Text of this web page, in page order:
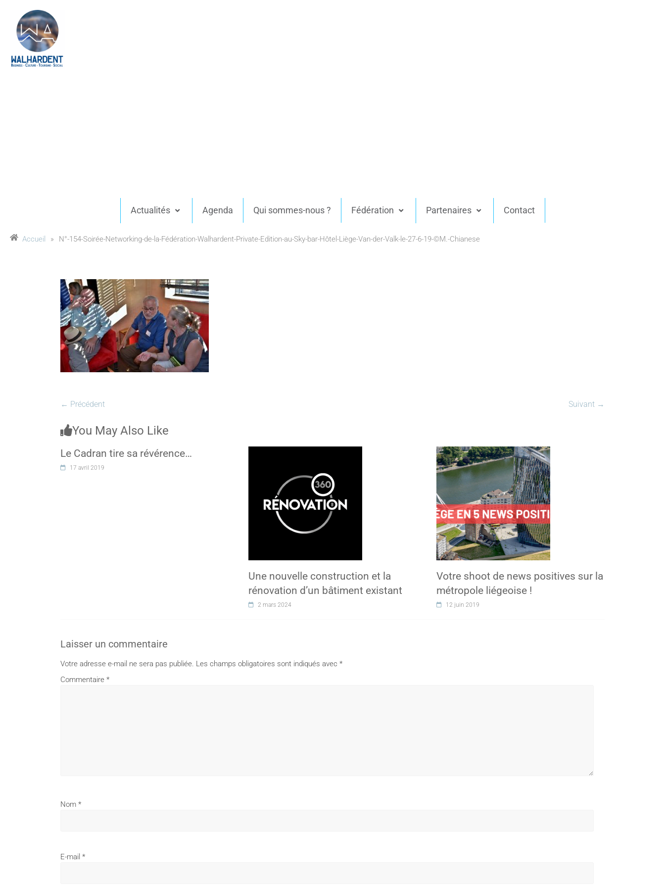
Actualités Agenda Qui sommes-nous ? Fédération Partenaires Contact
Accueil » N°-154-Soirée-Networking-de-la-Fédération-Walhardent-Private-Edition-au-Sky-bar-Hôtel-Liège-Van-der-Valk-le-27-6-19-©M.-Chianese
← Précédent Suivant →
You May Also Like
Le Cadran tire sa révérence…
17 avril 2019
Une nouvelle construction et la
rénovation d’un bâtiment existant
2 mars 2024
Votre shoot de news positives sur la
métropole liégeoise !
12 juin 2019
Laisser un commentaire
Votre adresse e-mail ne sera pas publiée. Les champs obligatoires sont indiqués avec *
Commentaire *
Nom *
E-mail *